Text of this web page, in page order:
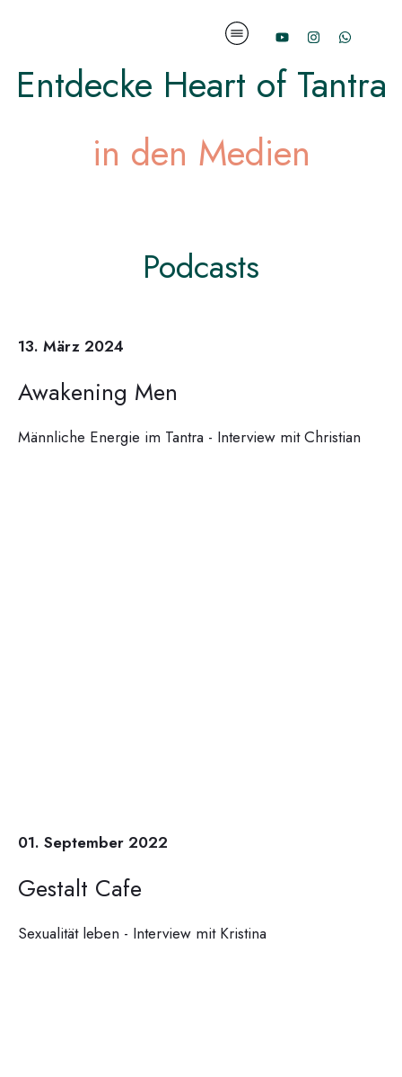
Entdecke Heart of Tantra
in den Medien
Podcasts
13. März 2024
Awakening Men
Männliche Energie im Tantra - Interview mit Christian
01. September 2022
Gestalt Cafe
Sexualität leben - Interview mit Kristina